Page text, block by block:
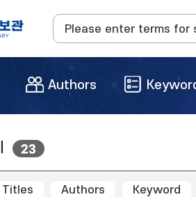
Authors
23
Titles Authors Keyword